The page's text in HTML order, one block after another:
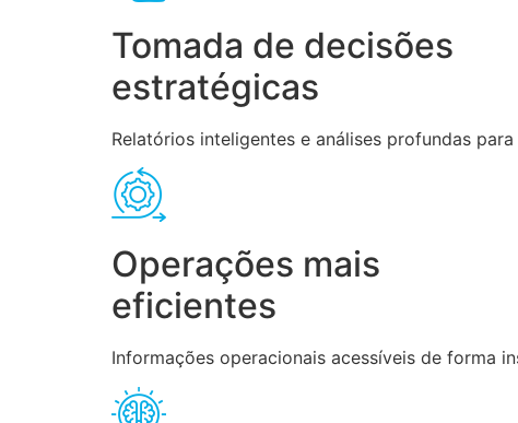
Tomada de decisões
estratégicas
Relatórios inteligentes e análises profundas
Operações mais
eficientes
Informações operacionais acessíveis de forma